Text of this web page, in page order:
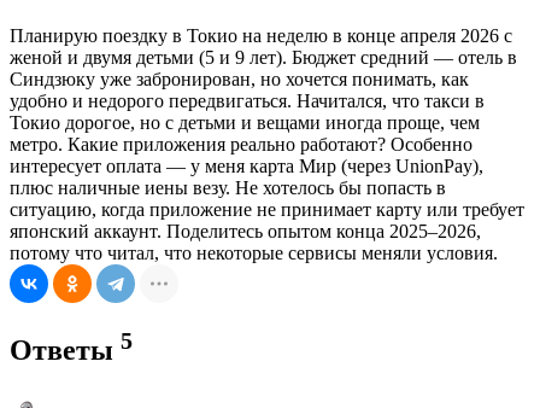
Планирую поездку в Токио на неделю в конце апреля 2026 с
женой и двумя детьми (5 и 9 лет). Бюджет средний — отель в
Синдзюку уже забронирован, но хочется понимать, как
удобно и недорого передвигаться. Начитался, что такси в
Токио дорогое, но с детьми и вещами иногда проще, чем
метро. Какие приложения реально работают? Особенно
интересует оплата — у меня карта Мир (через UnionPay),
плюс наличные иены везу. Не хотелось бы попасть в
ситуацию, когда приложение не принимает карту или требует
японский аккаунт. Поделитесь опытом конца 2025–2026,
потому что читал, что некоторые сервисы меняли условия.
Ответы 5